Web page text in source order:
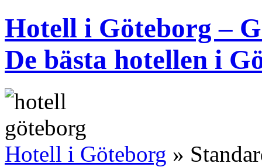
Hotell i Göteborg –
De bästa hotellen i
Hotell i Göteborg »